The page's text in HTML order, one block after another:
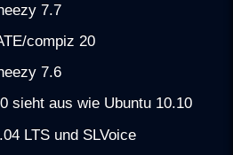
7.7
compiz 20
7.6
sieht aus wie Ubuntu 10.10
LTS und SLVoice